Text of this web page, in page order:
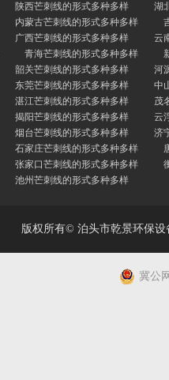
陕西芒刺线的形式多种多样
湖
内蒙古芒刺线的形式多种多样
广西芒刺线的形式多种多样
云
青海芒刺线的形式多种多样
韶关芒刺线的形式多种多样
河
东莞芒刺线的形式多种多样
中
湛江芒刺线的形式多种多样
茂
揭阳芒刺线的形式多种多样
云
烟台芒刺线的形式多种多样
济
石家庄芒刺线的形式多种多样
张家口芒刺线的形式多种多样
池州芒刺线的形式多种多样
版权所有© 泊头市乾景环保
冀公